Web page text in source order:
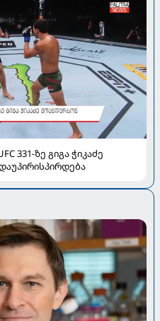
331-ზე გიგა ჭიკაძე